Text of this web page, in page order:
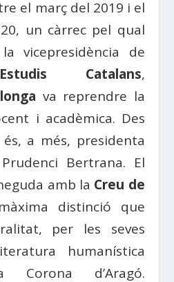
el març del 2019 i el
un càrrec pel qual
vicepresidència de
Catalans,
va reprendre la
i acadèmica. Des
a més, presidenta
Bertrana. El
amb la Creu de
distinció que
per les seves
humanística
d’Aragó.